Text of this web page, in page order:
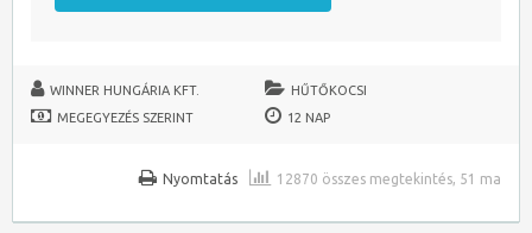
WINNER HUNGÁRIA KFT.
HŰTŐKOCSI
MEGEGYEZÉS SZERINT
12 NAP
12870 összes megtekintés, 51 ma
Nyomtatás